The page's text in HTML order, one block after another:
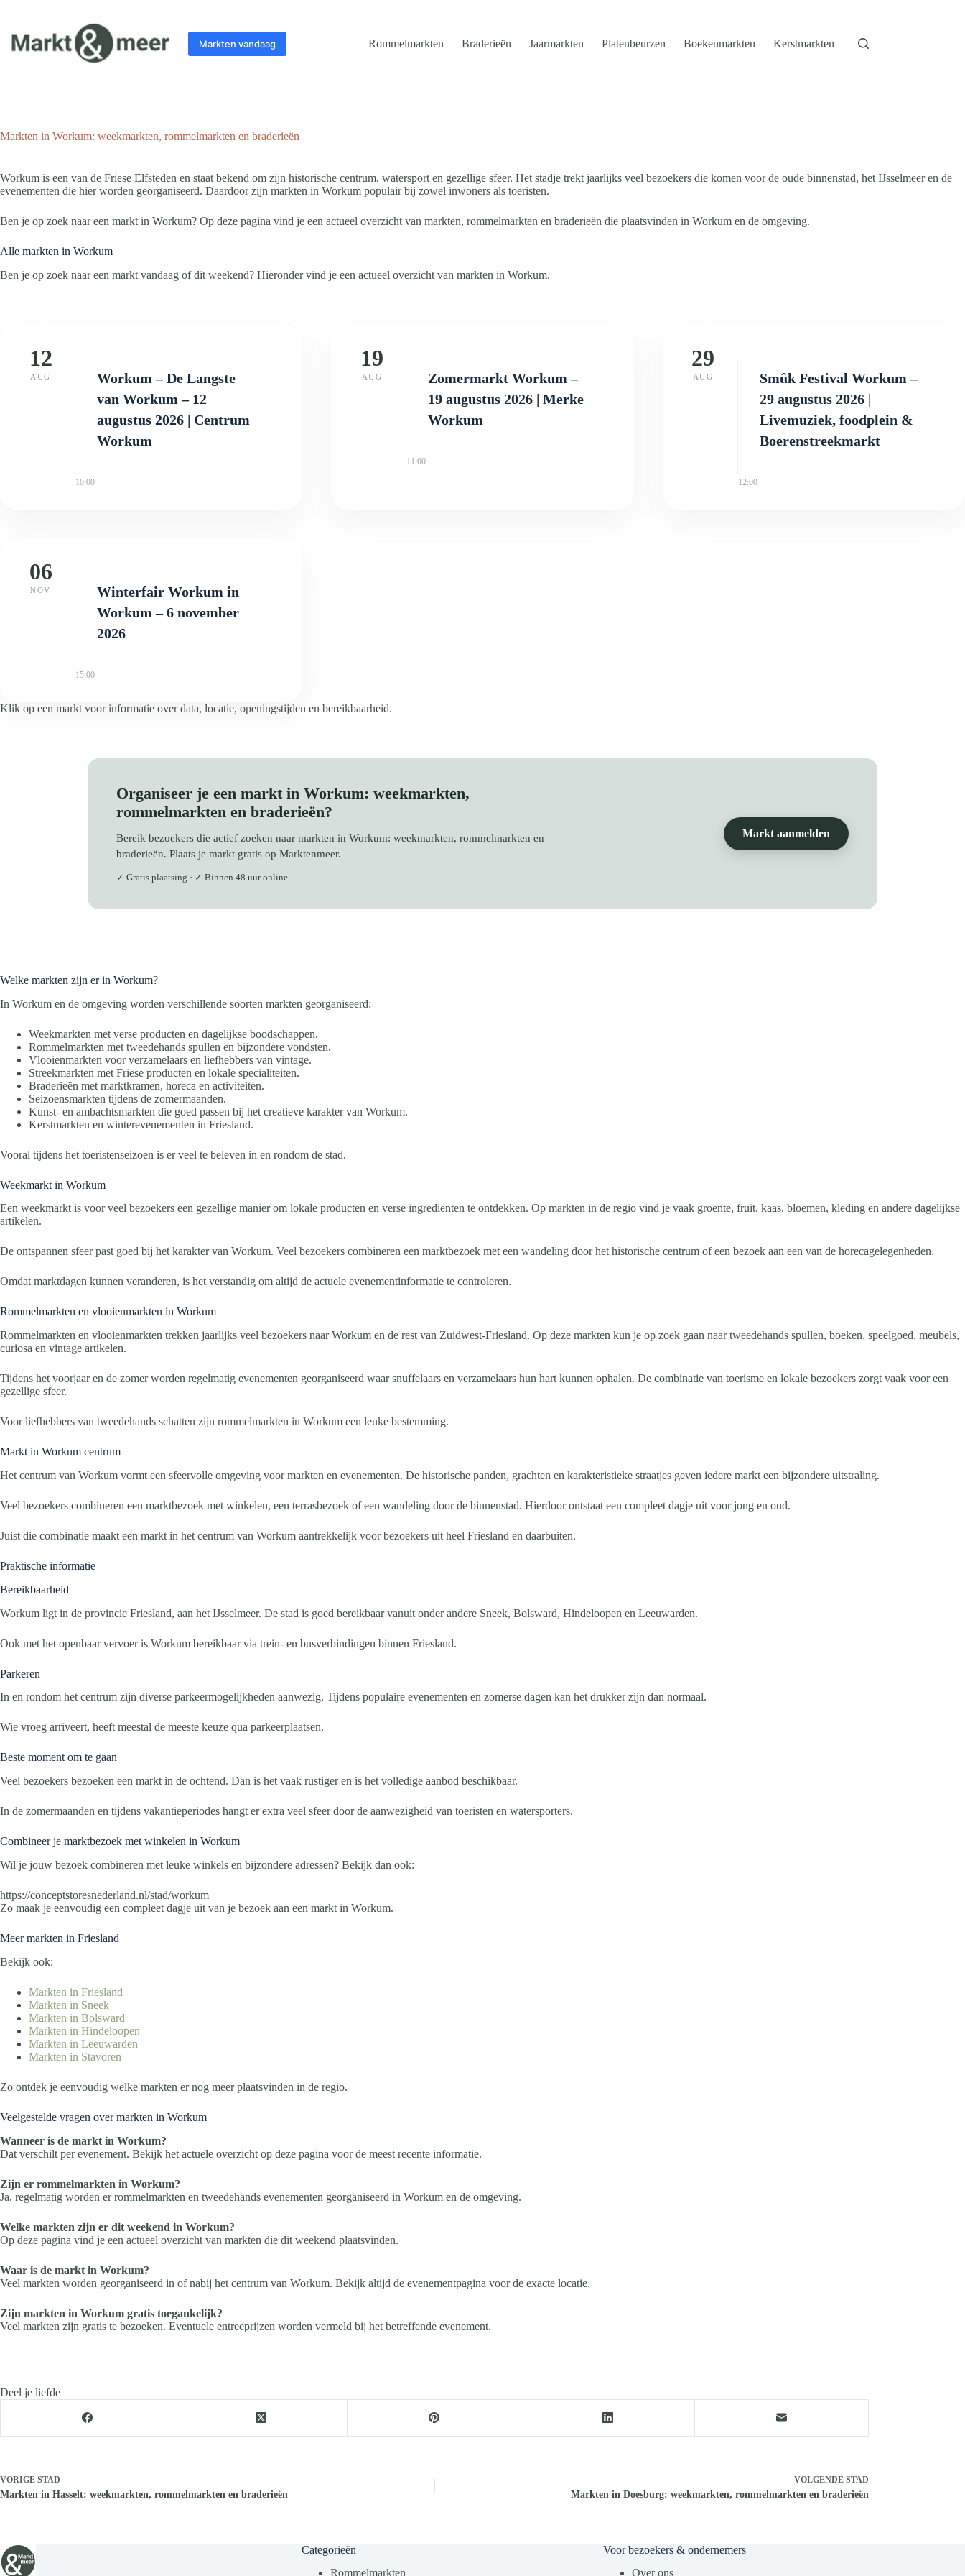
inhoud
Markten vandaag Rommelmarkten Braderieën Jaarmarkten Platenbeurzen Boekenmarkten Kerstmarkten
Markten in Workum: weekmarkten, rommelmarkten en braderieën
Workum is een van de Friese Elfsteden en staat bekend om zijn historische centrum, watersport en gezellige sfeer. Het stadje trekt jaarlijks veel bezoekers die komen voor de oude binnenstad, het IJsselmeer en de
evenementen die hier worden georganiseerd. Daardoor zijn markten in Workum populair bij zowel inwoners als toeristen.
Ben je op zoek naar een markt in Workum? Op deze pagina vind je een actueel overzicht van markten, rommelmarkten en braderieën die plaatsvinden in Workum en de omgeving.
Alle markten in Workum
Ben je op zoek naar een markt vandaag of dit weekend? Hieronder vind je een actueel overzicht van markten in Workum.
12
AUG
Workum – De Langste
van Workum – 12
augustus 2026 | Centrum
Workum
10:00
19
AUG
Zomermarkt Workum –
19 augustus 2026 | Merke
Workum
11:00
29
AUG
Smûk Festival Workum –
29 augustus 2026 |
Livemuziek, foodplein &
Boerenstreekmarkt
12:00
06
NOV
Winterfair Workum in
Workum – 6 november
2026
15:00
Klik op een markt voor informatie over data, locatie, openingstijden en bereikbaarheid.
Organiseer je een markt in Workum: weekmarkten,
rommelmarkten en braderieën?
Bereik bezoekers die actief zoeken naar markten in Workum: weekmarkten, rommelmarkten en
braderieën. Plaats je markt gratis op Marktenmeer.
✓ Gratis plaatsing · ✓ Binnen 48 uur online
Markt aanmelden
Welke markten zijn er in Workum?
In Workum en de omgeving worden verschillende soorten markten georganiseerd:
Weekmarkten met verse producten en dagelijkse boodschappen.
Rommelmarkten met tweedehands spullen en bijzondere vondsten.
Vlooienmarkten voor verzamelaars en liefhebbers van vintage.
Streekmarkten met Friese producten en lokale specialiteiten.
Braderieën met marktkramen, horeca en activiteiten.
Seizoensmarkten tijdens de zomermaanden.
Kunst- en ambachtsmarkten die goed passen bij het creatieve karakter van Workum.
Kerstmarkten en winterevenementen in Friesland.
Vooral tijdens het toeristenseizoen is er veel te beleven in en rondom de stad.
Weekmarkt in Workum
Een weekmarkt is voor veel bezoekers een gezellige manier om lokale producten en verse ingrediënten te ontdekken. Op markten in de regio vind je vaak groente, fruit, kaas, bloemen, kleding en andere dagelijkse
artikelen.
De ontspannen sfeer past goed bij het karakter van Workum. Veel bezoekers combineren een marktbezoek met een wandeling door het historische centrum of een bezoek aan een van de horecagelegenheden.
Omdat marktdagen kunnen veranderen, is het verstandig om altijd de actuele evenementinformatie te controleren.
Rommelmarkten en vlooienmarkten in Workum
Rommelmarkten en vlooienmarkten trekken jaarlijks veel bezoekers naar Workum en de rest van Zuidwest-Friesland. Op deze markten kun je op zoek gaan naar tweedehands spullen, boeken, speelgoed, meubels,
curiosa en vintage artikelen.
Tijdens het voorjaar en de zomer worden regelmatig evenementen georganiseerd waar snuffelaars en verzamelaars hun hart kunnen ophalen. De combinatie van toerisme en lokale bezoekers zorgt vaak voor een
gezellige sfeer.
Voor liefhebbers van tweedehands schatten zijn rommelmarkten in Workum een leuke bestemming.
Markt in Workum centrum
Het centrum van Workum vormt een sfeervolle omgeving voor markten en evenementen. De historische panden, grachten en karakteristieke straatjes geven iedere markt een bijzondere uitstraling.
Veel bezoekers combineren een marktbezoek met winkelen, een terrasbezoek of een wandeling door de binnenstad. Hierdoor ontstaat een compleet dagje uit voor jong en oud.
Juist die combinatie maakt een markt in het centrum van Workum aantrekkelijk voor bezoekers uit heel Friesland en daarbuiten.
Praktische informatie
Bereikbaarheid
Workum ligt in de provincie Friesland, aan het IJsselmeer. De stad is goed bereikbaar vanuit onder andere Sneek, Bolsward, Hindeloopen en Leeuwarden.
Ook met het openbaar vervoer is Workum bereikbaar via trein- en busverbindingen binnen Friesland.
Parkeren
In en rondom het centrum zijn diverse parkeermogelijkheden aanwezig. Tijdens populaire evenementen en zomerse dagen kan het drukker zijn dan normaal.
Wie vroeg arriveert, heeft meestal de meeste keuze qua parkeerplaatsen.
Beste moment om te gaan
Veel bezoekers bezoeken een markt in de ochtend. Dan is het vaak rustiger en is het volledige aanbod beschikbaar.
In de zomermaanden en tijdens vakantieperiodes hangt er extra veel sfeer door de aanwezigheid van toeristen en watersporters.
Combineer je marktbezoek met winkelen in Workum
Wil je jouw bezoek combineren met leuke winkels en bijzondere adressen? Bekijk dan ook:
https://conceptstoresnederland.nl/stad/workum
Zo maak je eenvoudig een compleet dagje uit van je bezoek aan een markt in Workum.
Meer markten in Friesland
Bekijk ook:
Markten in Friesland
Markten in Sneek
Markten in Bolsward
Markten in Hindeloopen
Markten in Leeuwarden
Markten in Stavoren
Zo ontdek je eenvoudig welke markten er nog meer plaatsvinden in de regio.
Veelgestelde vragen over markten in Workum
Wanneer is de markt in Workum?
Dat verschilt per evenement. Bekijk het actuele overzicht op deze pagina voor de meest recente informatie.
Zijn er rommelmarkten in Workum?
Ja, regelmatig worden er rommelmarkten en tweedehands evenementen georganiseerd in Workum en de omgeving.
Welke markten zijn er dit weekend in Workum?
Op deze pagina vind je een actueel overzicht van markten die dit weekend plaatsvinden.
Waar is de markt in Workum?
Veel markten worden georganiseerd in of nabij het centrum van Workum. Bekijk altijd de evenementpagina voor de exacte locatie.
Zijn markten in Workum gratis toegankelijk?
Veel markten zijn gratis te bezoeken. Eventuele entreeprijzen worden vermeld bij het betreffende evenement.
Deel je liefde
VORIGE STAD
Markten in Hasselt: weekmarkten, rommelmarkten en braderieën
VOLGENDE STAD
Markten in Doesburg: weekmarkten, rommelmarkten en braderieën
Categorieën
Rommelmarkten
Voor bezoekers & ondernemers
Over ons